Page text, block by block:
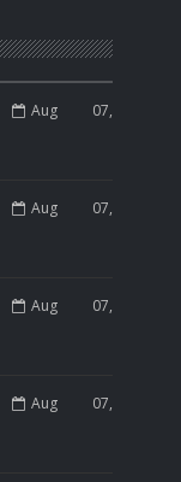
Aug 07,
Aug 07,
Aug 07,
Aug 07,